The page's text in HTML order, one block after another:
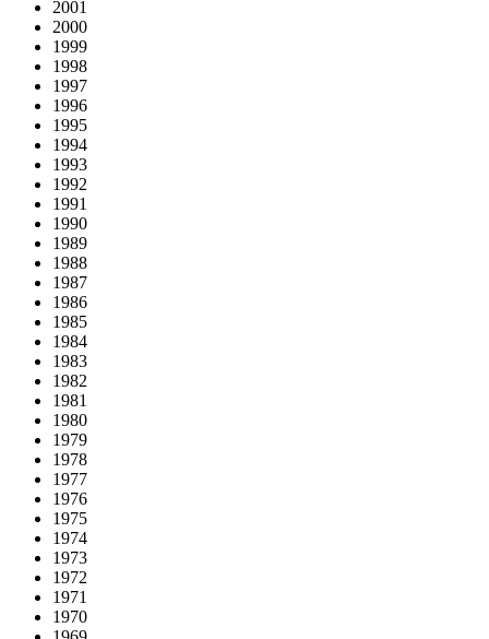
2001
2000
1999
1998
1997
1996
1995
1994
1993
1992
1991
1990
1989
1988
1987
1986
1985
1984
1983
1982
1981
1980
1979
1978
1977
1976
1975
1974
1973
1972
1971
1970